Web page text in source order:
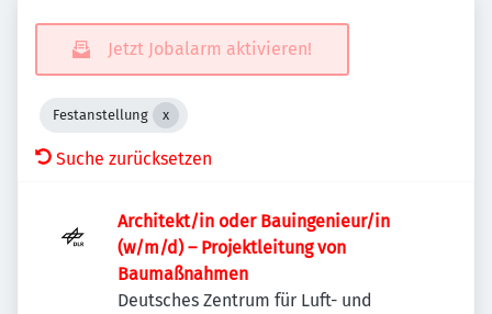
Jetzt Jobalarm aktivieren!
Festanstellung
Suche zurücksetzen
Architekt/in oder Bauingenieur/in
(w/m/d) – Projekt­leitung von
Baumaßnahmen
Deutsches Zentrum für Luft- und